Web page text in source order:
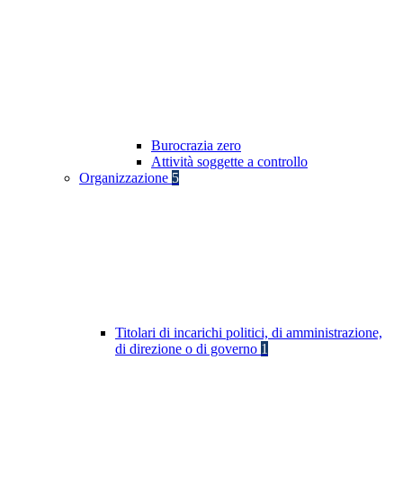
Burocrazia zero
Attività soggette a controllo
Organizzazione 5
Titolari di incarichi politici, di amministrazione,
di direzione o di governo 1